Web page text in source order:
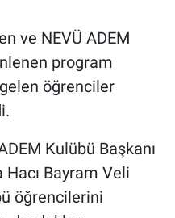
ve NEVÜ ADEM
program
öğrenciler
Kulübü Başkanı
Bayram Veli
öğrencilerini